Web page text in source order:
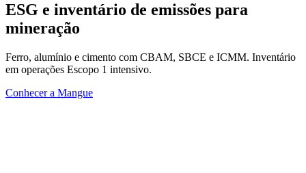
ESG e inventário de emissões para
mineração
Ferro, alumínio e cimento com CBAM, SBCE e ICMM. Inventário
em operações Escopo 1 intensivo.
Conhecer a Mangue